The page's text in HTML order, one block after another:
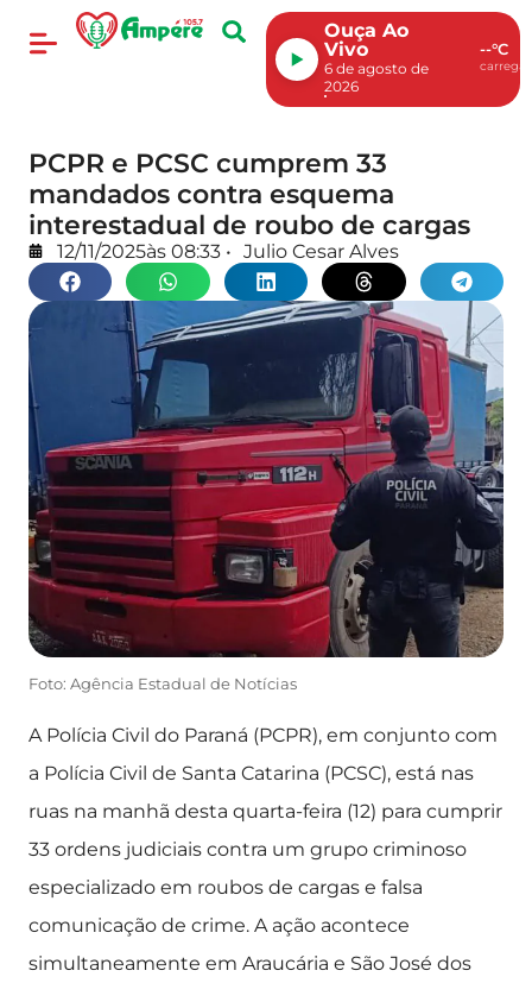
Ouça Ao
Vivo
6 de agosto de
2026
--°C
PCPR e PCSC cumprem 33
mandados contra esquema
interestadual de roubo de cargas
12/11/2025às 08:33 • Julio Cesar Alves
Foto: Agência Estadual de Notícias
A Polícia Civil do Paraná (PCPR), em conjunto com
a Polícia Civil de Santa Catarina (PCSC), está nas
ruas na manhã desta quarta-feira (12) para cumprir
33 ordens judiciais contra um grupo criminoso
especializado em roubos de cargas e falsa
comunicação de crime. A ação acontece
simultaneamente em Araucária e São José dos